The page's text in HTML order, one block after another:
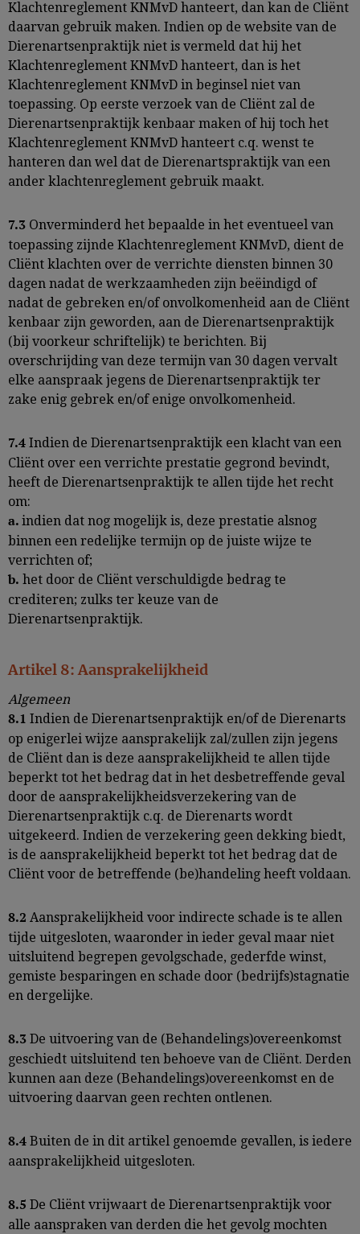
Klachtenreglement KNMvD hanteert, dan kan de Cliënt
daarvan gebruik maken. Indien op de website van de
Dierenartsenpraktijk niet is vermeld dat hij het
Klachtenreglement KNMvD hanteert, dan is het
Klachtenreglement KNMvD in beginsel niet van
toepassing. Op eerste verzoek van de Cliënt zal de
Dierenartsenpraktijk kenbaar maken of hij toch het
Klachtenreglement KNMvD hanteert c.q. wenst te
hanteren dan wel dat de Dierenartspraktijk van een
ander klachtenreglement gebruik maakt.
7.3 Onverminderd het bepaalde in het eventueel van
toepassing zijnde Klachtenreglement KNMvD, dient de
Cliënt klachten over de verrichte diensten binnen 30
dagen nadat de werkzaamheden zijn beëindigd of
nadat de gebreken en/of onvolkomenheid aan de Cliënt
kenbaar zijn geworden, aan de Dierenartsenpraktijk
(bij voorkeur schriftelijk) te berichten. Bij
overschrijding van deze termijn van 30 dagen vervalt
elke aanspraak jegens de Dierenartsenpraktijk ter
zake enig gebrek en/of enige onvolkomenheid.
7.4 Indien de Dierenartsenpraktijk een klacht van een
Cliënt over een verrichte prestatie gegrond bevindt,
heeft de Dierenartsenpraktijk te allen tijde het recht
om:
a. indien dat nog mogelijk is, deze prestatie alsnog
binnen een redelijke termijn op de juiste wijze te
verrichten of;
b. het door de Cliënt verschuldigde bedrag te
crediteren; zulks ter keuze van de
Dierenartsenpraktijk.
Artikel 8: Aansprakelijkheid
Algemeen
8.1 Indien de Dierenartsenpraktijk en/of de Dierenarts
op enigerlei wijze aansprakelijk zal/zullen zijn jegens
de Cliënt dan is deze aansprakelijkheid te allen tijde
beperkt tot het bedrag dat in het desbetreffende geval
door de aansprakelijkheidsverzekering van de
Dierenartsenpraktijk c.q. de Dierenarts wordt
uitgekeerd. Indien de verzekering geen dekking biedt,
is de aansprakelijkheid beperkt tot het bedrag dat de
Cliënt voor de betreffende (be)handeling heeft voldaan.
8.2 Aansprakelijkheid voor indirecte schade is te allen
tijde uitgesloten, waaronder in ieder geval maar niet
uitsluitend begrepen gevolgschade, gederfde winst,
gemiste besparingen en schade door (bedrijfs)stagnatie
en dergelijke.
8.3 De uitvoering van de (Behandelings)overeenkomst
geschiedt uitsluitend ten behoeve van de Cliënt. Derden
kunnen aan deze (Behandelings)overeenkomst en de
uitvoering daarvan geen rechten ontlenen.
8.4 Buiten de in dit artikel genoemde gevallen, is iedere
aansprakelijkheid uitgesloten.
8.5 De Cliënt vrijwaart de Dierenartsenpraktijk voor
alle aanspraken van derden die het gevolg mochten